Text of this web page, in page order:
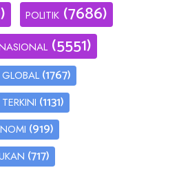
POLITIK (7686)
(5551)
GLOBAL (1767)
TERKINI (1131)
(919)
(717)